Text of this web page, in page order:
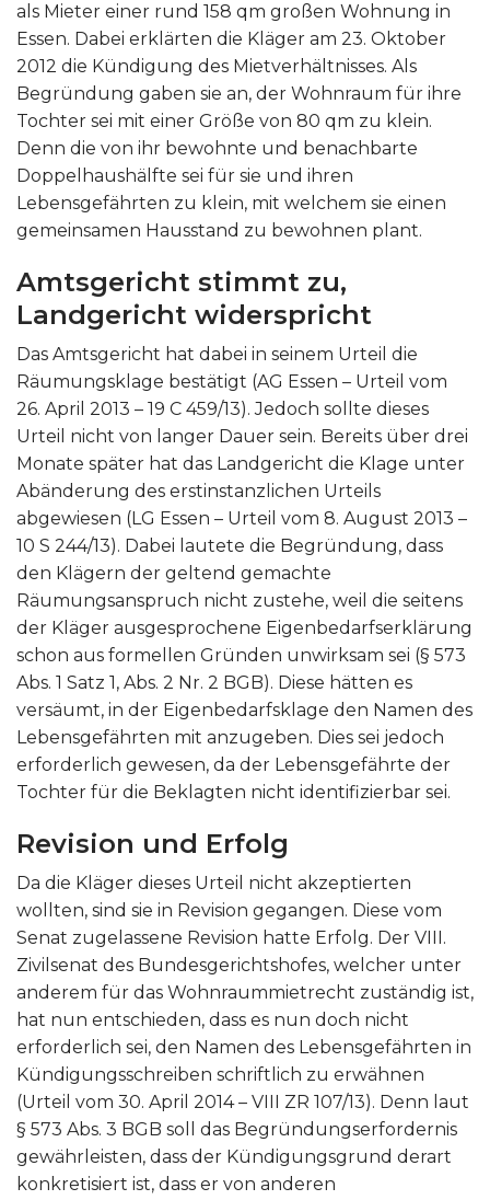
als Mieter einer rund 158 qm großen Wohnung in
Essen. Dabei erklärten die Kläger am 23. Oktober
2012 die Kündigung des Mietverhältnisses. Als
Begründung gaben sie an, der Wohnraum für ihre
Tochter sei mit einer Größe von 80 qm zu klein.
Denn die von ihr bewohnte und benachbarte
Doppelhaushälfte sei für sie und ihren
Lebensgefährten zu klein, mit welchem sie einen
gemeinsamen Hausstand zu bewohnen plant.
Amtsgericht stimmt zu,
Landgericht widerspricht
Das Amtsgericht hat dabei in seinem Urteil die
Räumungsklage bestätigt (AG Essen – Urteil vom
26. April 2013 – 19 C 459/13). Jedoch sollte dieses
Urteil nicht von langer Dauer sein. Bereits über drei
Monate später hat das Landgericht die Klage unter
Abänderung des erstinstanzlichen Urteils
abgewiesen (LG Essen – Urteil vom 8. August 2013 –
10 S 244/13). Dabei lautete die Begründung, dass
den Klägern der geltend gemachte
Räumungsanspruch nicht zustehe, weil die seitens
der Kläger ausgesprochene Eigenbedarfserklärung
schon aus formellen Gründen unwirksam sei (§ 573
Abs. 1 Satz 1, Abs. 2 Nr. 2 BGB). Diese hätten es
versäumt, in der Eigenbedarfsklage den Namen des
Lebensgefährten mit anzugeben. Dies sei jedoch
erforderlich gewesen, da der Lebensgefährte der
Tochter für die Beklagten nicht identifizierbar sei.
Revision und Erfolg
Da die Kläger dieses Urteil nicht akzeptierten
wollten, sind sie in Revision gegangen. Diese vom
Senat zugelassene Revision hatte Erfolg. Der VIII.
Zivilsenat des Bundesgerichtshofes, welcher unter
anderem für das Wohnraummietrecht zuständig ist,
hat nun entschieden, dass es nun doch nicht
erforderlich sei, den Namen des Lebensgefährten in
Kündigungsschreiben schriftlich zu erwähnen
(Urteil vom 30. April 2014 – VIII ZR 107/13). Denn laut
§ 573 Abs. 3 BGB soll das Begründungserfordernis
gewährleisten, dass der Kündigungsgrund derart
konkretisiert ist, dass er von anderen